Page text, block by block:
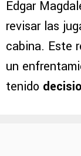
Edgar
revisar las
cabina. Este
un
tenido